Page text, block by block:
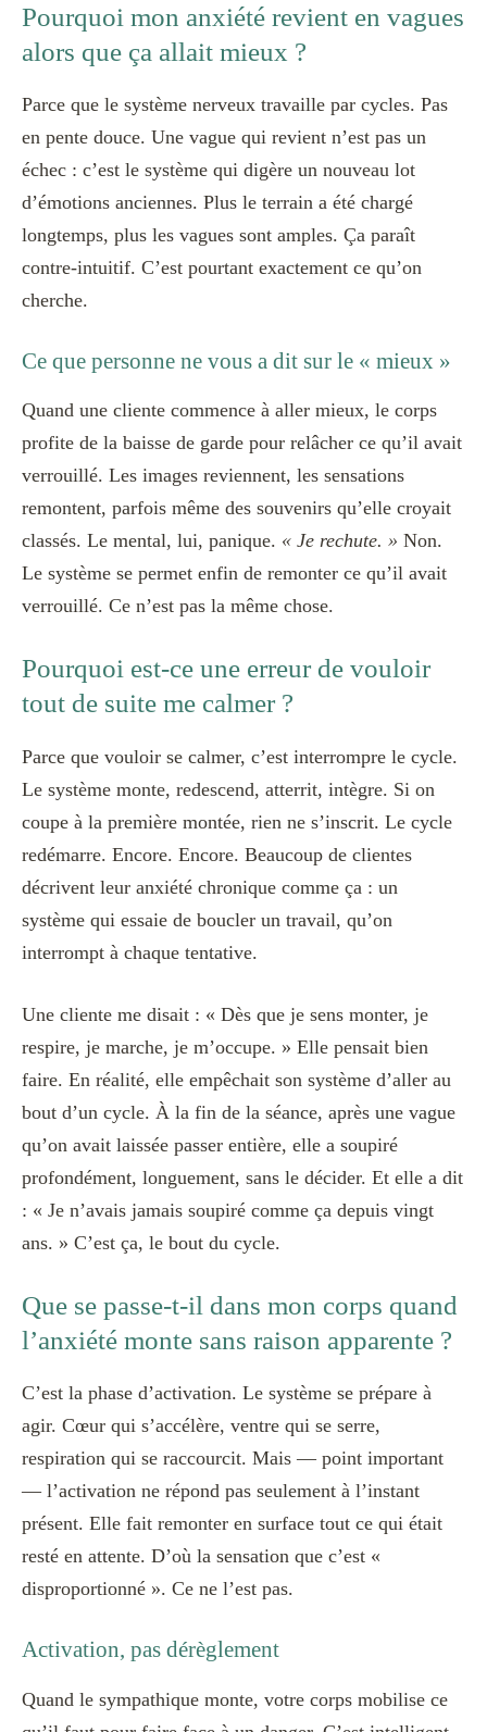
Pourquoi mon anxiété revient en vagues
alors que ça allait mieux ?
Parce que le système nerveux travaille par cycles. Pas
en pente douce. Une vague qui revient n’est pas un
échec : c’est le système qui digère un nouveau lot
d’émotions anciennes. Plus le terrain a été chargé
longtemps, plus les vagues sont amples. Ça paraît
contre-intuitif. C’est pourtant exactement ce qu’on
cherche.
Ce que personne ne vous a dit sur le « mieux »
Quand une cliente commence à aller mieux, le corps
profite de la baisse de garde pour relâcher ce qu’il avait
verrouillé. Les images reviennent, les sensations
remontent, parfois même des souvenirs qu’elle croyait
classés. Le mental, lui, panique. « Je rechute. » Non.
Le système se permet enfin de remonter ce qu’il avait
verrouillé. Ce n’est pas la même chose.
Pourquoi est-ce une erreur de vouloir
tout de suite me calmer ?
Parce que vouloir se calmer, c’est interrompre le cycle.
Le système monte, redescend, atterrit, intègre. Si on
coupe à la première montée, rien ne s’inscrit. Le cycle
redémarre. Encore. Encore. Beaucoup de clientes
décrivent leur anxiété chronique comme ça : un
système qui essaie de boucler un travail, qu’on
interrompt à chaque tentative.
Une cliente me disait : « Dès que je sens monter, je
respire, je marche, je m’occupe. » Elle pensait bien
faire. En réalité, elle empêchait son système d’aller au
bout d’un cycle. À la fin de la séance, après une vague
qu’on avait laissée passer entière, elle a soupiré
profondément, longuement, sans le décider. Et elle a dit
: « Je n’avais jamais soupiré comme ça depuis vingt
ans. » C’est ça, le bout du cycle.
Que se passe-t-il dans mon corps quand
l’anxiété monte sans raison apparente ?
C’est la phase d’activation. Le système se prépare à
agir. Cœur qui s’accélère, ventre qui se serre,
respiration qui se raccourcit. Mais — point important
— l’activation ne répond pas seulement à l’instant
présent. Elle fait remonter en surface tout ce qui était
resté en attente. D’où la sensation que c’est «
disproportionné ». Ce ne l’est pas.
Activation, pas dérèglement
Quand le sympathique monte, votre corps mobilise ce